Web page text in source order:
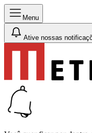
Menu
Ative nossas